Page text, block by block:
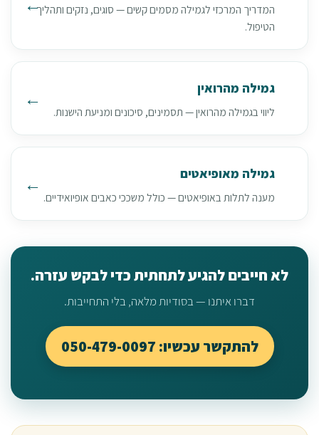
המדריך המרכזי לגמילה מסמים קשים — סוגים, נזקים ותהליך
הטיפול.
גמילה מהרואין
ליווי בגמילה מהרואין — תסמינים, סיכונים ומניעת הישנות.
גמילה מאופיאטים
מענה לתלות באופיאטים — כולל משככי כאבים אופיואידיים.
לא חייבים להגיע לתחתית כדי לבקש עזרה.
דברו איתנו — בסודיות מלאה, בלי התחייבות.
להתקשר עכשיו: 050-479-0097